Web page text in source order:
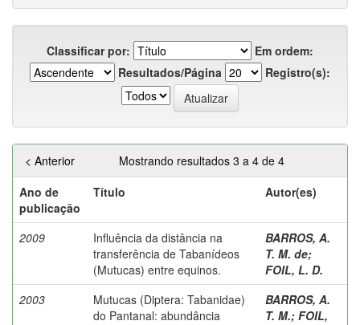
Classificar por:
Em ordem:
Resultados/Página
Registro(s):
Mostrando resultados 3 a 4 de 4
< Anterior
Ano de
publicação
Título Autor(es)
2009
Influência da distância na
transferência de Tabanídeos
(Mutucas) entre equinos.
BARROS, A.
T. M. de;
FOIL, L. D.
2003
Mutucas (Diptera: Tabanidae)
do Pantanal: abundância
BARROS, A.
T. M.; FOIL,